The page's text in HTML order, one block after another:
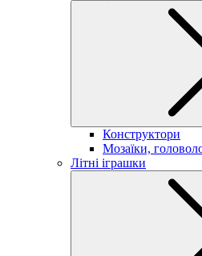
Конструктори
Мозаїки,
Літні іграшки